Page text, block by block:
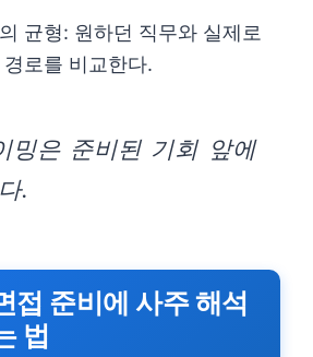
균형: 원하던 직무와 실제로
로를 비교한다.
밍은 준비된 기회 앞에
.
접 준비에 사주 해석
법